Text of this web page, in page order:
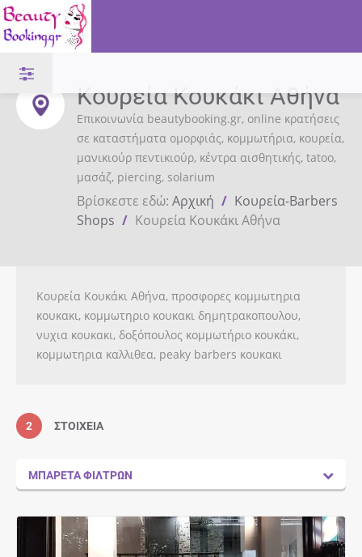
Κουρεία Κουκάκι Αθήνα
Επικοινωνία beautybooking.gr, online κρατήσεις
σε καταστήματα ομορφιάς, κομμωτήρια, κουρεία,
μανικιούρ πεντικιούρ, κέντρα αισθητικής, tatoo,
μασάζ, piercing, solarium
Βρίσκεστε εδώ: Αρχική / Κουρεία-Barbers
Shops / Κουρεία Κουκάκι Αθήνα
Κουρεία Κουκάκι Αθήνα, προσφορες κομμωτηρια
κουκακι, κομμωτηριο κουκακι δημητρακοπουλου,
νυχια κουκακι, δοξόπουλος κομμωτήριο κουκάκι,
κομμωτηρια καλλιθεα, peaky barbers κουκακι
2 ΣΤΟΙΧΕΊΑ
ΜΠΑΡΈΤΑ ΦΊΛΤΡΩΝ